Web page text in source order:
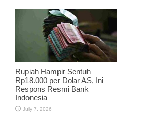
Rupiah Hampir Sentuh
Rp18.000 per Dolar AS, Ini
Respons Resmi Bank
Indonesia
July 7, 2026